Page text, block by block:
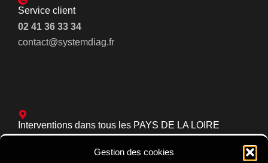
Gestion des cookies
Service client
02 41 36 33 34
contact@systemdiag.fr
Interventions dans tous les PAYS DE LA LOIRE